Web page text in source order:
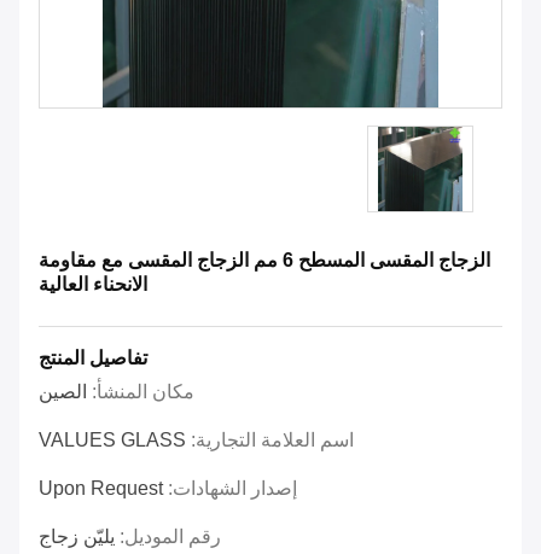
الزجاج المقسى المسطح 6 مم الزجاج المقسى مع مقاومة
الانحناء العالية
تفاصيل المنتج
مكان المنشأ: الصين
اسم العلامة التجارية: VALUES GLASS
إصدار الشهادات:Upon Request
رقم الموديل: يليّن زجاج